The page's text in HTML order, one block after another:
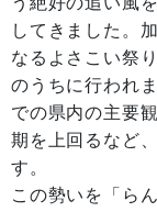
してきました。
なるよさこい祭
のうちに行われ
での県内の主要
期を上回るなど
す。
この勢いを「ら